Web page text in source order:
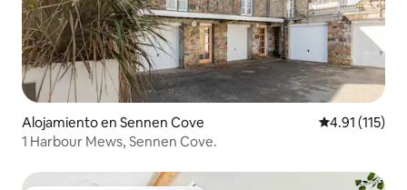
Alojamiento en Sennen Cove Calificación
4.91 (115)
1 Harbour Mews, Sennen Cove.